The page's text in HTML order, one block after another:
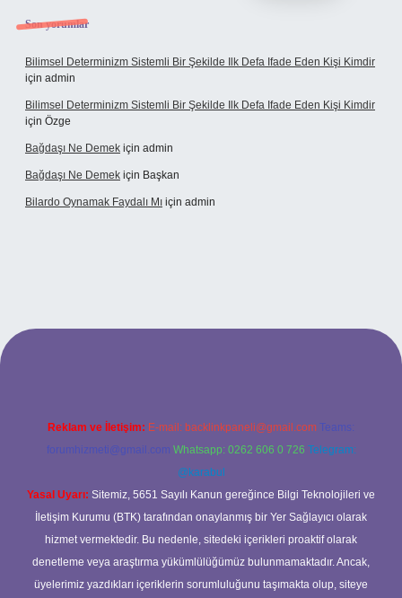
Son yorumlar
Bilimsel Determinizm Sistemli Bir Şekilde Ilk Defa Ifade Eden Kişi Kimdir
için admin
Bilimsel Determinizm Sistemli Bir Şekilde Ilk Defa Ifade Eden Kişi Kimdir
için Özge
Bağdaşı Ne Demek için admin
Bağdaşı Ne Demek için Başkan
Bilardo Oynamak Faydalı Mı için admin
Reklam ve İletişim: E-mail: backlinkpaneli@gmail.com Teams:
forumhizmeti@gmail.com Whatsapp: 0262 606 0 726 Telegram:
@karabul
Yasal Uyarı: Sitemiz, 5651 Sayılı Kanun gereğince Bilgi Teknolojileri ve
İletişim Kurumu (BTK) tarafından onaylanmış bir Yer Sağlayıcı olarak
hizmet vermektedir. Bu nedenle, sitedeki içerikleri proaktif olarak
denetleme veya araştırma yükümlülüğümüz bulunmamaktadır. Ancak,
üyelerimiz yazdıkları içeriklerin sorumluluğunu taşımakta olup, siteye